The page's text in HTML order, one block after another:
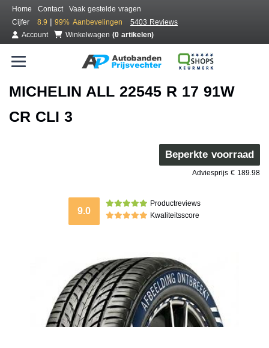
Home Contact
Vaak gestelde vragen
Cijfer
8.9 | 99% Aanbevelingen
5403 Reviews
Account
Winkelwagen (0 artikelen)
MICHELIN ALL 22545 R 17 91W
CR CLI 3
Beperkte voorraad
Adviesprijs € 189.98
9.0
Productreviews
Kwaliteitsscore